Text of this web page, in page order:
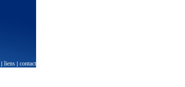
| liens | contact